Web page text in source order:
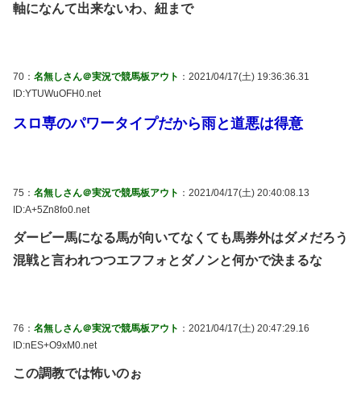
軸になんて出来ないわ、紐まで
70： 名無しさん＠実況で競馬板アウト ：2021/04/17(土) 19:36:36.31
ID:YTUWuOFH0.net
スロ専のパワータイプだから雨と道悪は得意
75： 名無しさん＠実況で競馬板アウト ：2021/04/17(土) 20:40:08.13
ID:A+5Zn8fo0.net
ダービー馬になる馬が向いてなくても馬券外はダメだろう
混戦と言われつつエフフォとダノンと何かで決まるな
76： 名無しさん＠実況で競馬板アウト ：2021/04/17(土) 20:47:29.16
ID:nES+O9xM0.net
この調教では怖いのぉ